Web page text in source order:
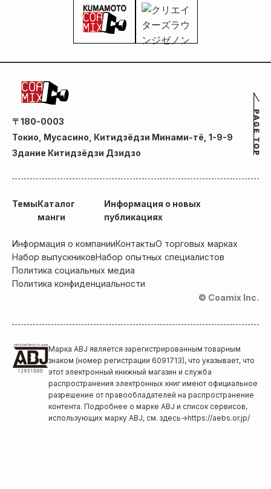
〒180-0003
Токио, Мусасино, Китидзёдзи Минами-тё, 1-9-9
Здание Китидзёдзи Дзидзо
ТемыКаталог
манги
Информация о новых
публикациях
Информация о компанииКонтактыО торговых марках
Набор выпускниковНабор опытных специалистов
Политика социальных медиа
Политика конфиденциальности
© Coamix Inc.
Марка ABJ является зарегистрированным товарным
знаком (номер регистрации 6091713), что указывает, что
этот электронный книжный магазин и служба
распространения электронных книг имеют официальное
разрешение от правообладателей на распространение
контента. Подробнее о марке ABJ и список сервисов,
использующих марку ABJ, см. здесь→https://aebs.or.jp/